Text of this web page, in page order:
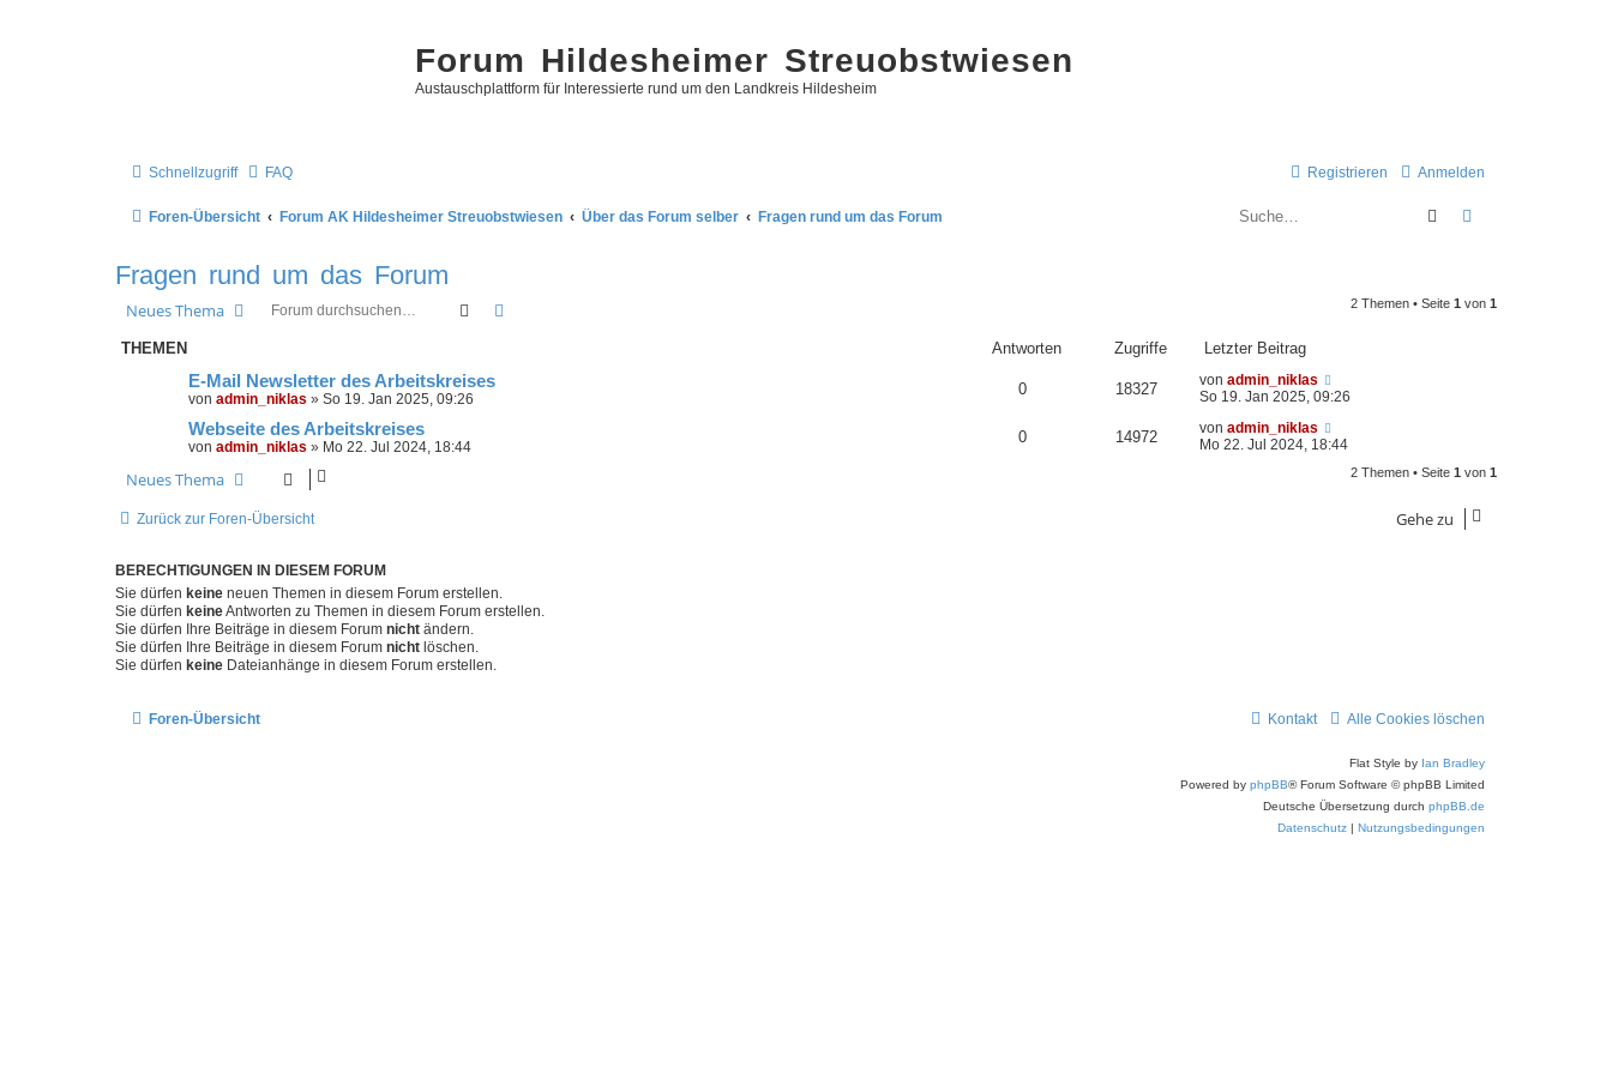
Forum Hildesheimer Streuobstwiesen
Austauschplattform für Interessierte rund um den Landkreis Hildesheim
Schnellzugriff FAQ Anmelden
Registrieren
Foren-Übersicht Forum AK Hildesheimer Streuobstwiesen Über das Forum selber Fragen rund um das Forum Suche
Fragen rund um das Forum
Neues Thema Suche 2 Themen • Seite 1 von 1
THEMEN Antworten Zugriffe Letzter Beitrag
E-Mail Newsletter des Arbeitskreises
von admin_niklas » So 19. Jan 2025, 09:26
0 18327 von admin_niklas
So 19. Jan 2025, 09:26
Webseite des Arbeitskreises
von admin_niklas » Mo 22. Jul 2024, 18:44
0 14972 von admin_niklas
Mo 22. Jul 2024, 18:44
Neues Thema 2 Themen • Seite 1 von 1
Zurück zur Foren-Übersicht Gehe zu
BERECHTIGUNGEN IN DIESEM FORUM
Sie dürfen keine neuen Themen in diesem Forum erstellen.
Sie dürfen keineAntworten zu Themen in diesem Forum erstellen.
Sie dürfen Ihre Beiträge in diesem Forum nicht ändern.
Sie dürfen Ihre Beiträge in diesem Forum nicht löschen.
Sie dürfen keine Dateianhänge in diesem Forum erstellen.
Foren-Übersicht Alle Cookies löschen
Kontakt
Flat Style by Ian Bradley
Powered by phpBB® Forum Software © phpBB Limited
Deutsche Übersetzung durch phpBB.de
Datenschutz | Nutzungsbedingungen